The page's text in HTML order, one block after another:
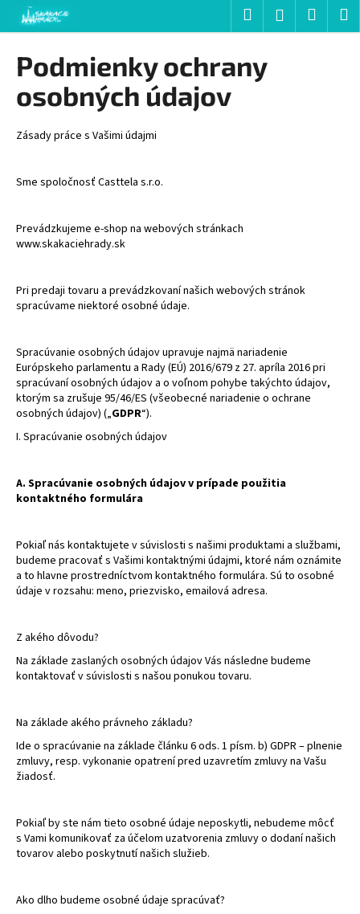
Prejsť
obsah
Hľadať Prihlásenie
Podmienky ochrany
osobných údajov
Zásady práce s Vašimi údajmi
Sme spoločnosť Casttela s.r.o.
Prevádzkujeme e-shop na webových stránkach
www.skakaciehrady.sk
Pri predaji tovaru a prevádzkovaní našich webových stránok
spracúvame niektoré osobné údaje.
Spracúvanie osobných údajov upravuje najmä nariadenie
Európskeho parlamentu a Rady (EÚ) 2016/679 z 27. apríla 2016 pri
spracúvaní osobných údajov a o voľnom pohybe takýchto údajov,
ktorým sa zrušuje 95/46/ES (všeobecné nariadenie o ochrane
osobných údajov) („GDPR“).
I. Spracúvanie osobných údajov
A. Spracúvanie osobných údajov v prípade použitia
kontaktného formulára
Pokiaľ nás kontaktujete v súvislosti s našimi produktami a službami,
budeme pracovať s Vašimi kontaktnými údajmi, ktoré nám oznámite
a to hlavne prostredníctvom kontaktného formulára. Sú to osobné
údaje v rozsahu: meno, priezvisko, emailová adresa.
Z akého dôvodu?
Na základe zaslaných osobných údajov Vás následne budeme
kontaktovať v súvislosti s našou ponukou tovaru.
Na základe akého právneho základu?
Ide o spracúvanie na základe článku 6 ods. 1 písm. b) GDPR – plnenie
zmluvy, resp. vykonanie opatrení pred uzavretím zmluvy na Vašu
žiadosť.
Pokiaľ by ste nám tieto osobné údaje neposkytli, nebudeme môcť
s Vami komunikovať za účelom uzatvorenia zmluvy o dodaní našich
tovarov alebo poskytnutí našich služieb.
Ako dlho budeme osobné údaje spracúvať?
o
Č
o
p
r
b
u
e
t
n
á
j
s
ť
HĽADAŤ
d
o
č
a
m
e